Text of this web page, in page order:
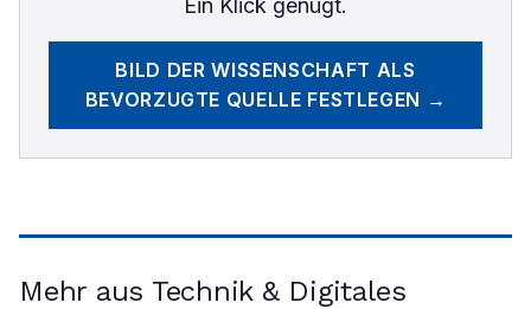
Ein Klick genügt.
BILD DER WISSENSCHAFT ALS
BEVORZUGTE QUELLE FESTLEGEN →
Mehr aus Technik & Digitales